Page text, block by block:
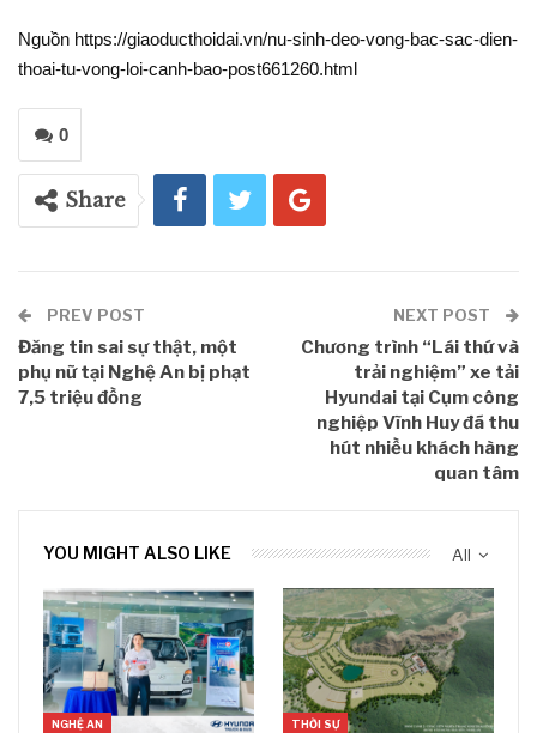
Nguồn https://giaoducthoidai.vn/nu-sinh-deo-vong-bac-sac-dien-
thoai-tu-vong-loi-canh-bao-post661260.html
0
Share
PREV POST
Đăng tin sai sự thật, một
phụ nữ tại Nghệ An bị phạt
7,5 triệu đồng
NEXT POST
Chương trình “Lái thứ và
trải nghiệm” xe tải
Hyundai tại Cụm công
nghiệp Vĩnh Huy đã thu
hút nhiều khách hàng
quan tâm
All
YOU MIGHT ALSO LIKE
NGHỆ AN THỜI SỰ